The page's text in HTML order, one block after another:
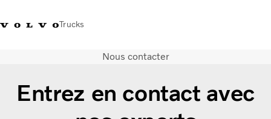
Trucks
Volvo Merchandise ShopLog in
Véhicules
Nous contacter
Entrez en contact avec